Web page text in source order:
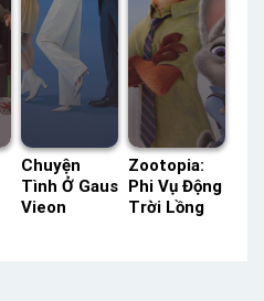
Chuyện
Tình Ở Gaus
Vieon
Zootopia:
Phi Vụ Động
Trời Lồng